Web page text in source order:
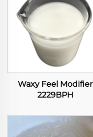
Waxy Feel Modifier
2229BPH